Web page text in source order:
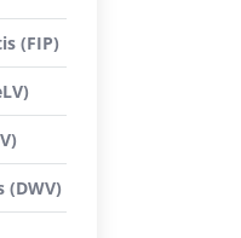
(FIP)
(DWV)